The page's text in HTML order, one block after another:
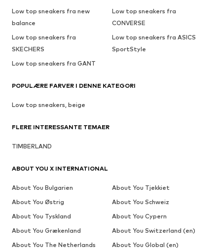
Low top sneakers fra new
balance
Low top sneakers fra
CONVERSE
Low top sneakers fra
SKECHERS
Low top sneakers fra ASICS
SportStyle
Low top sneakers fra GANT
POPULÆRE FARVER I DENNE KATEGORI
Low top sneakers, beige
FLERE INTERESSANTE TEMAER
TIMBERLAND
ABOUT YOU X INTERNATIONAL
About You Bulgarien
About You Tjekkiet
About You Østrig
About You Schweiz
About You Tyskland
About You Cypern
About You Grækenland
About You Switzerland (en)
About You The Netherlands
About You Global (en)